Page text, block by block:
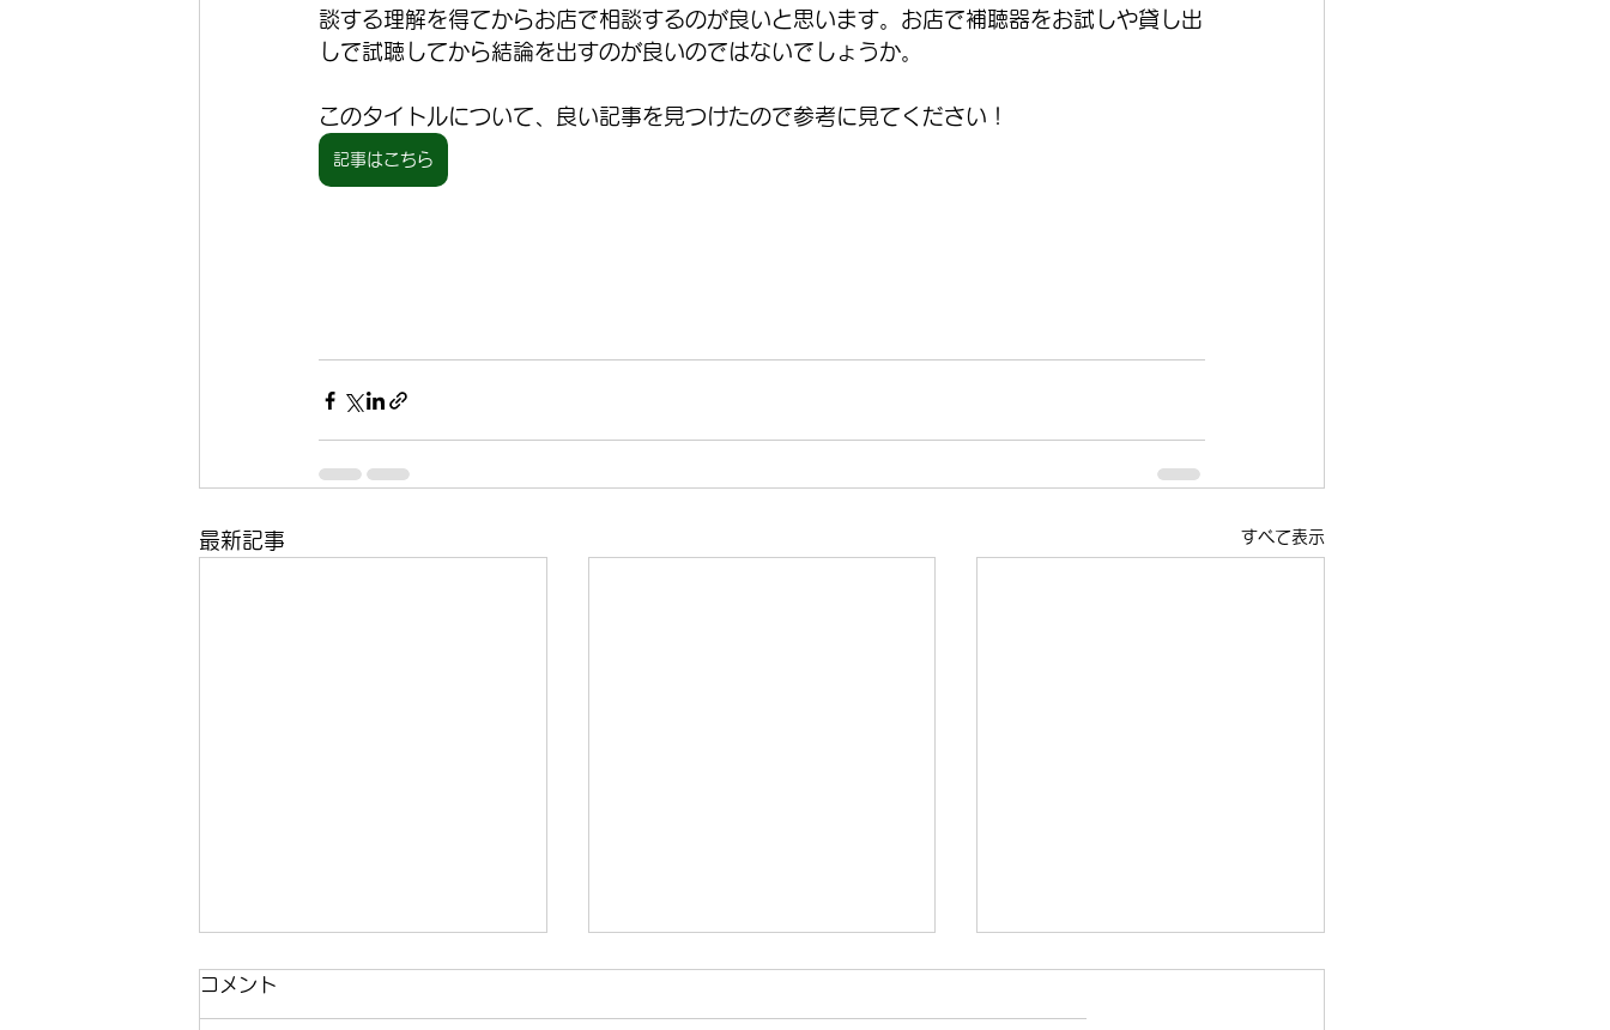
談する理解を得てからお店で相談するのが良いと思います。お店で補聴器をお試しや貸し出
しで試聴してから結論を出すのが良いのではないでしょうか。
このタイトルについて、良い記事を見つけたので参考に見てください！
記事はこちら
最新記事 すべて表示
コメント